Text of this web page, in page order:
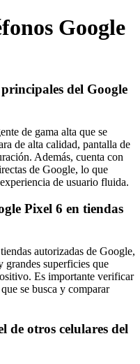
Google
del Google
de gama alta que se
de alta calidad, pantalla de
Además, cuenta con
de Google, lo que
de usuario fluida.
Pixel 6 en tiendas
autorizadas de Google,
grandes superficies que
Es importante verificar
se busca y comparar
de otros celulares del